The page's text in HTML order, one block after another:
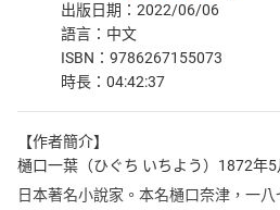
出版日期：2022/06/06
語言：中文
ISBN：9786267155073
時長：04:42:37
【作者簡介】
樋口一葉（ひぐち いちよう）1872年
日本著名小說家。本名樋口奈津，一